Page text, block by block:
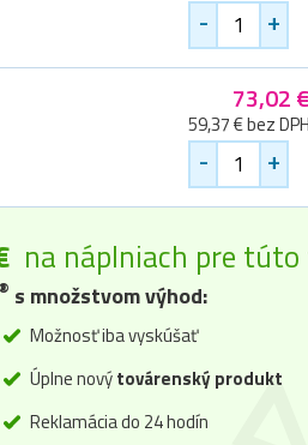
- +
73,02 €
59,37 € bez DPH
- +
na náplniach pre
® s množstvom výhod:
Možnosť iba vyskúšať
Úplne novýtovárenský produkt
Reklamácia do 24 hodín